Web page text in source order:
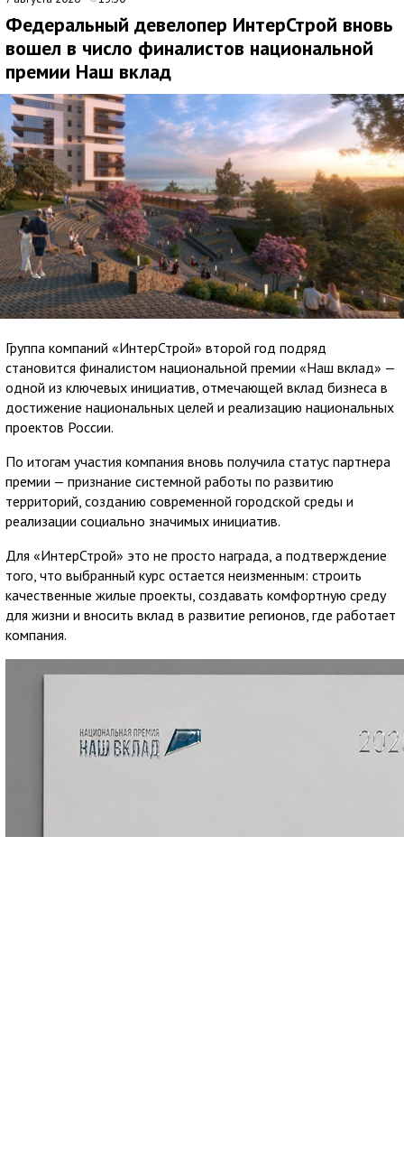
Федеральный девелопер ИнтерСтрой вновь
вошел в число финалистов национальной
премии Наш вклад
Группа компаний «ИнтерСтрой» второй год подряд
становится финалистом национальной премии «Наш вклад» —
одной из ключевых инициатив, отмечающей вклад бизнеса в
достижение национальных целей и реализацию национальных
проектов России.
По итогам участия компания вновь получила статус партнера
премии — признание системной работы по развитию
территорий, созданию современной городской среды и
реализации социально значимых инициатив.
Для «ИнтерСтрой» это не просто награда, а подтверждение
того, что выбранный курс остается неизменным: строить
качественные жилые проекты, создавать комфортную среду
для жизни и вносить вклад в развитие регионов, где работает
компания.